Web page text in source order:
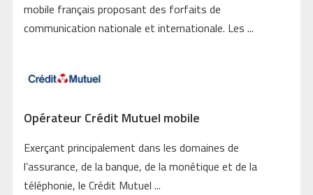
mobile français proposant des forfaits de
communication nationale et internationale. Les ...
Opérateur Crédit Mutuel mobile
Exerçant principalement dans les domaines de
l’assurance, de la banque, de la monétique et de la
téléphonie, le Crédit Mutuel ...